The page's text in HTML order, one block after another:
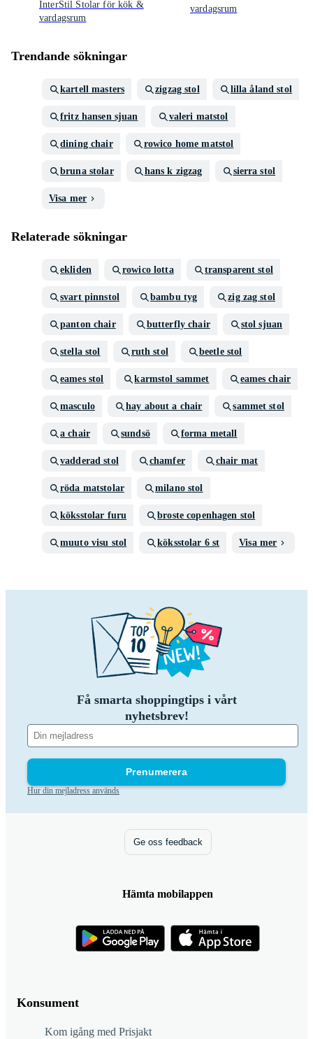
InterStil Stolar för kök &
vardagsrum
vardagsrum
Trendande sökningar
kartell masters zigzag stol lilla åland stol
fritz hansen sjuan valeri matstol
dining chair rowico home matstol
bruna stolar hans k zigzag sierra stol
Visa mer
Relaterade sökningar
ekliden rowico lotta transparent stol
svart pinnstol bambu tyg zig zag stol
panton chair butterfly chair stol sjuan
stella stol ruth stol beetle stol
eames stol karmstol sammet eames chair
masculo hay about a chair sammet stol
a chair sundsö forma metall
vadderad stol chamfer chair mat
röda matstolar milano stol
köksstolar furu broste copenhagen stol
muuto visu stol köksstolar 6 st Visa mer
Få smarta shoppingtips i vårt
nyhetsbrev!
Prenumerera
Hur din mejladress används
Konsument
Kom igång med Prisjakt
Ge oss feedback
Hämta mobilappen